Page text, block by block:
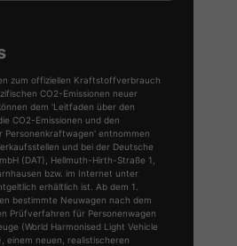
zum offiziellen Kraftstoffverbrauch
CO2-Emissionen neuer
dem 'Leitfaden über den
CO2-Emissionen und den
Personenkraftwagen' entnommen
und bei der Deutsche
(DAT), Hellmuth-Hirth-Straße 1,
bzw. im Internet unter
erhältlich ist. Ab dem 1.
bestimmte Neuwagen nach dem
Prüfverfahren für Personenwagen
(World Harmonised Light Vehicle
einem neuen, realistischeren